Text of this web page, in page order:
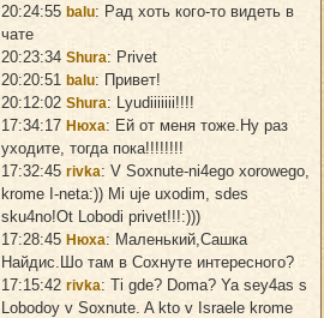
20:24:55 balu: Рад хоть кого-то видеть в
чате
20:23:34 Shura: Privet
20:20:51 balu: Привет!
20:12:02 Shura: Lyudiiiiiii!!!!
17:34:17 Нюха: Ей от меня тоже.Ну раз
уходите, тогда пока!!!!!!!!
17:32:45 rivka: V Soxnute-ni4ego xorowego,
krome I-neta:)) Mi uje uxodim, sdes
sku4no!Ot Lobodi privet!!!:)))
17:28:45 Нюха: Маленький,Сашка
Найдис.Шо там в Сохнуте интересного?
17:15:42 rivka: Ti gde? Doma? Ya sey4as s
Lobodoy v Soxnute. A kto v Israele krome